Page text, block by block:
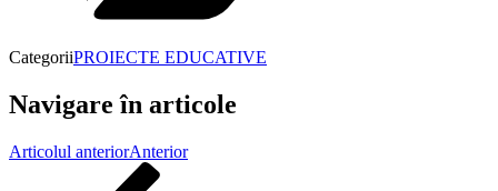
CategoriiPROIECTE EDUCATIVE
Navigare în articole
Articolul anteriorAnterior